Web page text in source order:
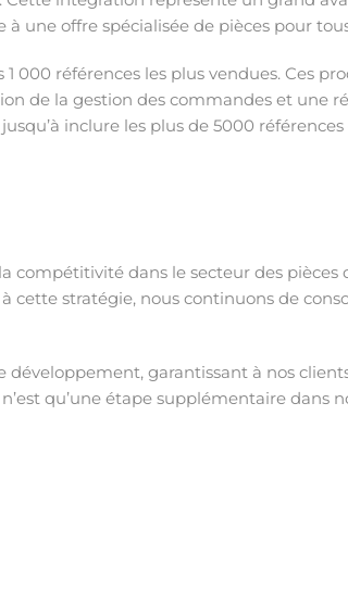
une offre spécialisée de pièces pour
000 références les plus vendues. Ces
de la gestion des commandes et une
inclure les plus de 5000
compétitivité dans le secteur des pièces
cette stratégie, nous continuons de
garantissant à nos
qu’une étape supplémentaire dans